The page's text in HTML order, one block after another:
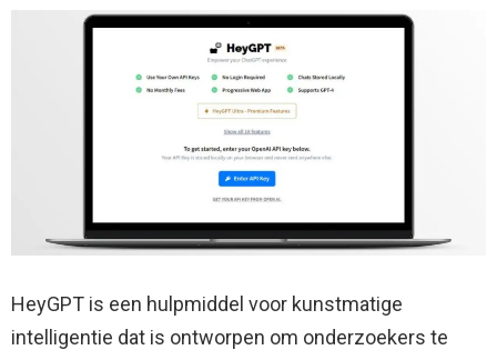
HeyGPT is een hulpmiddel voor kunstmatige
intelligentie dat is ontworpen om onderzoekers te